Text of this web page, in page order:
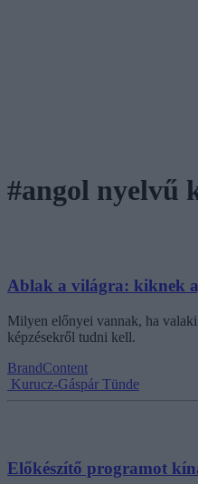
#angol nyelvű
Ablak a világra: kiknek
Milyen előnyei vannak, ha
képzésekről tudni kell.
BrandContent
Kurucz-Gáspár Tünde
Előkészítő programot